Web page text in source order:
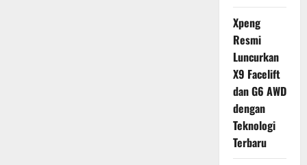
Xpeng
Resmi
Luncurkan
X9 Facelift
dan G6 AWD
dengan
Teknologi
Terbaru